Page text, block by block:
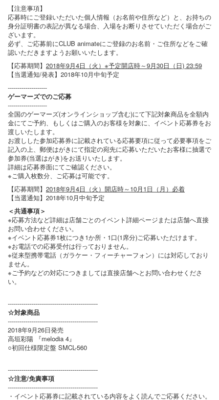
【注意事項】
応募時にご登録いただいた個人情報（お名前や住所など）と、お持ちの
身分証明書の表記が異なる場合、入場をお断りさせていただく場合がご
ざいます。
必ず、ご応募前にCLUB animateにご登録のお名前・ご住所などをご確
認いただきますようお願いいたします。
【応募期間】 2018年9月4日（火）※予定開店時～9月30日（日) 23:59
【当選通知/発表】2018年10月中旬予定
--------------------
ゲーマーズでのご応募
--------------------
全国のゲーマーズ(オンラインショップ含む)にて下記対象商品を全額内
金にてご予約、もしくはご購入のお客様を対象に、イベント応募券をお
渡しいたします。
お渡しした参加応募券に記載されている応募要項に従って必要事項をご
記入の上、郵便はがきにて指定の宛先に応募いただいたお客様に抽選で
参加券(当選はがき)をお送りいたします。
詳細は応募券面にてご確認ください。
※ご購入枚数分、ご応募は可能です。
【応募期間】 2018年9月4日（火）開店時～10月1日（月）必着
【当選通知】2018年10月中旬予定
＜共通事項＞
※応募方法など詳細は店舗ごとのイベント詳細ページまたは店舗へ直接
お問い合わせください。
※イベント応募券1枚につき1か所・1口(1席分)ご応募いただけます。
※お電話での応募受付は行っておりません。
※従来型携帯電話（ガラケー・フィーチャーフォン）には対応しており
ません。
※ご予約などの対応につきましては直接店舗へとお問い合わせくださ
い。
----------------------------------------------
☆対象商品
----------------------------------------------
2018年9月26日発売
高垣彩陽 『melodia 4』
○初回仕様限定盤 SMCL-560
----------------------------------------------
☆注意/免責事項
----------------------------------------------
・イベント応募券に記載されている内容をよく読んでご応募ください。